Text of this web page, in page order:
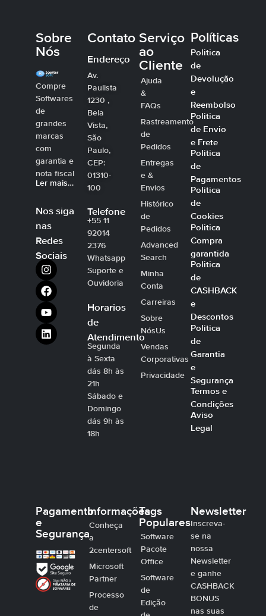
Sobre
Nós
Compre
Softwares
de
grandes
marcas
com
garantia e
nota fiscal
Ler mais…
Nos siga
nas
Redes
Sociais
Contato
Endereço
Av.
Paulista
1230 ,
Bela
Vista,
São
Paulo,
CEP:
01310-
100
Telefone
+55 11
92014
2376
Whatsapp
Suporte e
Ouvidoria
Horarios
de
Atendimento
Segunda
à Sexta
dás 8h às
21h
Sábado e
Domingo
dás 9h às
18h
Serviço
ao
Cliente
Ajuda
&
FAQs
Rastreamento
de
Pedidos
Entregas
e &
Envios
Histórico
de
Pedidos
Advanced
Search
Minha
Conta
Carreiras
Sobre
NósUs
Vendas
Corporativas
Privacidade
Políticas
Politica
de
Devolução
e
Reembolso
Politica
de Envio
e Frete
Politica
de
Pagamentos
Politica
de
Cookies
Politica
Compra
garantida
Politica
de
CASHBACK
e
Descontos
Politica
de
Garantia
e
Segurança
Termos e
Condições
Aviso
Legal
Pagamento
e
Segurança
Informações
Conheça
a
2centersoft
Microsoft
Partner
Processo
de
Tags
Populares
Software
Pacote
Office
Software
de
Edição
Newsletter
Inscreva-
se na
nossa
Newsletter
e ganhe
CASHBACK
BONUS
nas suas